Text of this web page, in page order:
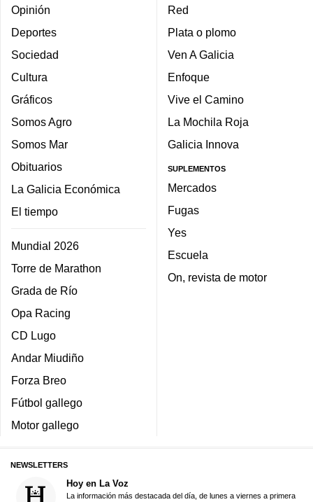
Opinión
Deportes
Sociedad
Cultura
Gráficos
Somos Agro
Somos Mar
Obituarios
La Galicia Económica
El tiempo
Mundial 2026
Torre de Marathon
Grada de Río
Opa Racing
CD Lugo
Andar Miudiño
Forza Breo
Fútbol gallego
Motor gallego
Red
Plata o plomo
Ven A Galicia
Enfoque
Vive el Camino
La Mochila Roja
Galicia Innova
SUPLEMENTOS
Mercados
Fugas
Yes
Escuela
On, revista de motor
NEWSLETTERS
Hoy en La Voz
La información más destacada del día, de lunes a viernes a primera